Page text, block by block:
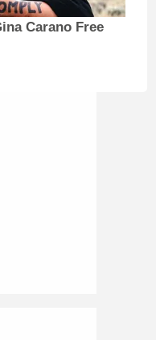
Carano Free